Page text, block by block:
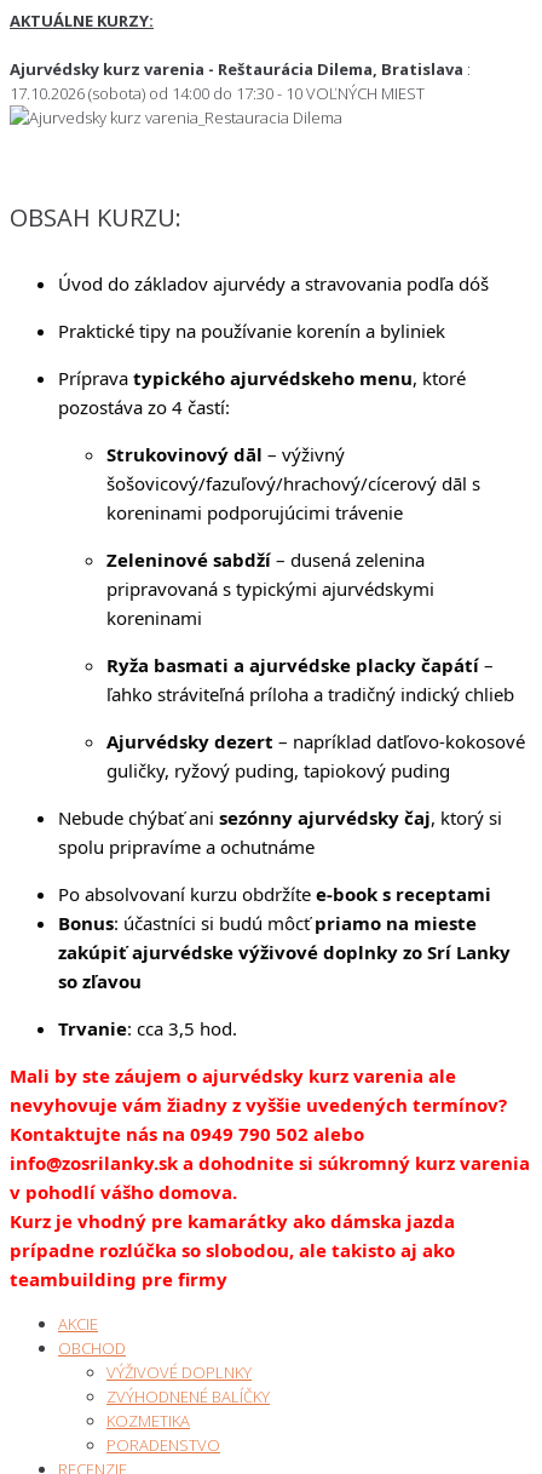
AKTUÁLNE KURZY:
Ajurvédsky kurz varenia - Reštaurácia Dilema, Bratislava :
17.10.2026 (sobota) od 14:00 do 17:30 - 10 VOĽNÝCH MIEST
OBSAH KURZU:
Úvod do základov ajurvédy a stravovania podľa dóš
Praktické tipy na používanie korenín a byliniek
Príprava typického ajurvédskeho menu, ktoré
pozostáva zo 4 častí:
Strukovinový dāl – výživný
šošovicový/fazuľový/hrachový/cícerový dāl s
koreninami podporujúcimi trávenie
Zeleninové sabdží – dusená zelenina
pripravovaná s typickými ajurvédskymi
koreninami
Ryža basmati a ajurvédske placky čapátí –
ľahko stráviteľná príloha a tradičný indický chlieb
Ajurvédsky dezert – napríklad datľovo-kokosové
guličky, ryžový puding, tapiokový puding
Nebude chýbať ani sezónny ajurvédsky čaj, ktorý si
spolu pripravíme a ochutnáme
Po absolvovaní kurzu obdržíte e-book s receptami
Bonus: účastníci si budú môcťpriamo na mieste
zakúpiť ajurvédske výživové doplnky zo Srí Lanky
so zľavou
Trvanie: cca 3,5 hod.
Mali by ste záujem o ajurvédsky kurz varenia ale
nevyhovuje vám žiadny z vyššie uvedených termínov?
Kontaktujte nás na 0949 790 502 alebo
info@zosrilanky.sk a dohodnite si súkromný kurz varenia
v pohodlí vášho domova.
Kurz je vhodný pre kamarátky ako dámska jazda
prípadne rozlúčka so slobodou, ale takisto aj ako
teambuilding pre firmy
AKCIE
OBCHOD
VÝŽIVOVÉ DOPLNKY
ZVÝHODNENÉ BALÍČKY
KOZMETIKA
PORADENSTVO
RECENZIE